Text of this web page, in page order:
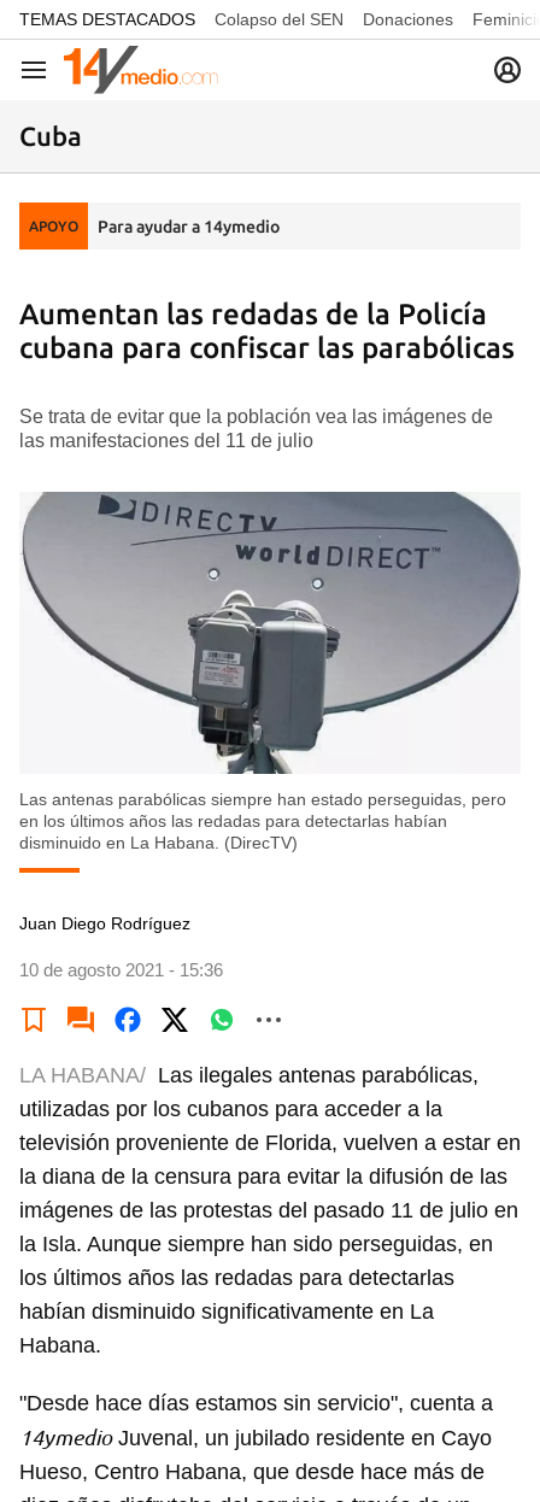
common.go-to-content
TEMAS DESTACADOS Colapso del SEN Donaciones
Navegación
Cuba
APOYO Para ayudar a 14ymedio
Aumentan las redadas de la Policía
cubana para confiscar las parabólicas
Se trata de evitar que la población vea las imágenes de
las manifestaciones del 11 de julio
Las antenas parabólicas siempre han estado perseguidas, pero
en los últimos años las redadas para detectarlas habían
disminuido en La Habana. (DirecTV)
Juan Diego Rodríguez
10 de agosto 2021 - 15:36
LA HABANA/ Las ilegales antenas parabólicas,
utilizadas por los cubanos para acceder a la
televisión proveniente de Florida, vuelven a estar en
la diana de la censura para evitar la difusión de las
imágenes de las protestas del pasado 11 de julio en
la Isla. Aunque siempre han sido perseguidas, en
los últimos años las redadas para detectarlas
habían disminuido significativamente en La
Habana.
"Desde hace días estamos sin servicio", cuenta a
14ymedioJuvenal, un jubilado residente en Cayo
Hueso, Centro Habana, que desde hace más de